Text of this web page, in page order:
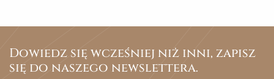
Dowiedz się wcześniej niż inni, zapisz
się do naszego newslettera.